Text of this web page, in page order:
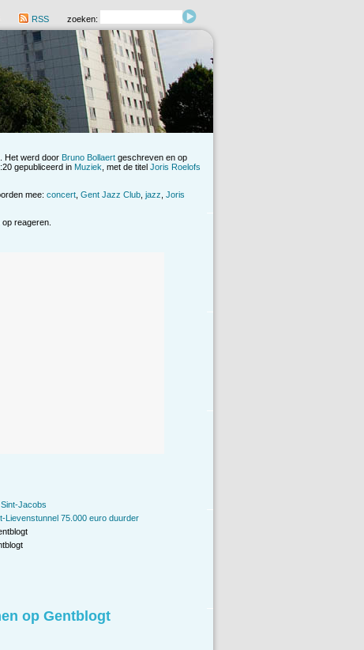
RSS zoeken:
. Het werd door Bruno Bollaert geschreven en op
gepubliceerd in Muziek , met de titel Joris Roelofs
mee: concert Gent Jazz Club jazz Joris
reageren.
Jacobs
Lievenstunnel 75.000 euro duurder
op Gentblogt